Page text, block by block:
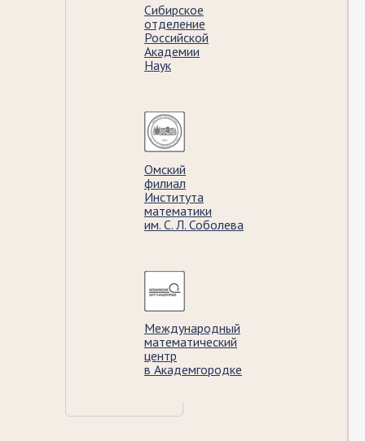
Сибирское
отделение
Российской
Академии
Наук
Омский
филиал
Института
математики
им. С. Л. Соболева
Международный
математический
центр
в Академгородке